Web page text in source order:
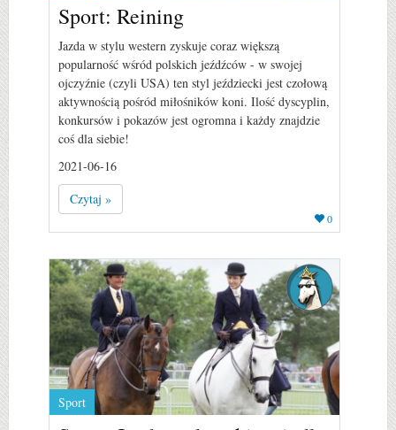
Sport: Reining
Jazda w stylu western zyskuje coraz większą
popularność wśród polskich jeźdźców - w swojej
ojczyźnie (czyli USA) ten styl jeździecki jest czołową
aktywnością pośród miłośników koni. Ilość dyscyplin,
konkursów i pokazów jest ogromna i każdy znajdzie
coś dla siebie!
2021-06-16
Czytaj »
0
Sport